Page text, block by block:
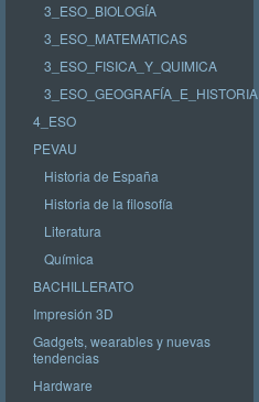
3_ESO_BIOLOGÍA
3_ESO_MATEMATICAS
3_ESO_FISICA_Y_QUIMICA
3_ESO_GEOGRAFÍA_E_HISTORIA
4_ESO
PEVAU
Historia de España
Historia de la filosofía
Literatura
Química
BACHILLERATO
Impresión 3D
Gadgets, wearables y nuevas
tendencias
Hardware